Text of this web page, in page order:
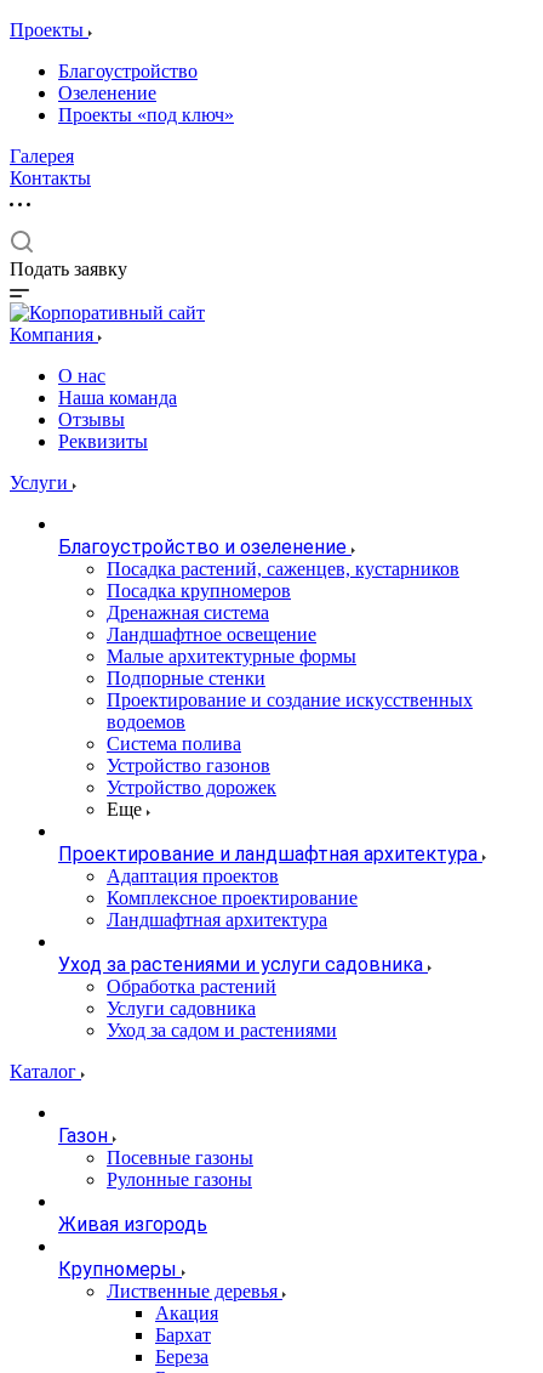
Проекты
Благоустройство
Озеленение
Проекты «под ключ»
Галерея
Контакты
Подать заявку
Компания
О нас
Наша команда
Отзывы
Реквизиты
Услуги
Благоустройство и озеленение
Посадка растений, саженцев, кустарников
Посадка крупномеров
Дренажная система
Ландшафтное освещение
Малые архитектурные формы
Подпорные стенки
Проектирование и создание искусственных
водоемов
Система полива
Устройство газонов
Устройство дорожек
Еще
Проектирование и ландшафтная архитектура
Адаптация проектов
Комплексное проектирование
Ландшафтная архитектура
Уход за растениями и услуги садовника
Обработка растений
Услуги садовника
Уход за садом и растениями
Каталог
Газон
Посевные газоны
Рулонные газоны
Живая изгородь
Крупномеры
Лиственные деревья
Акация
Бархат
Береза